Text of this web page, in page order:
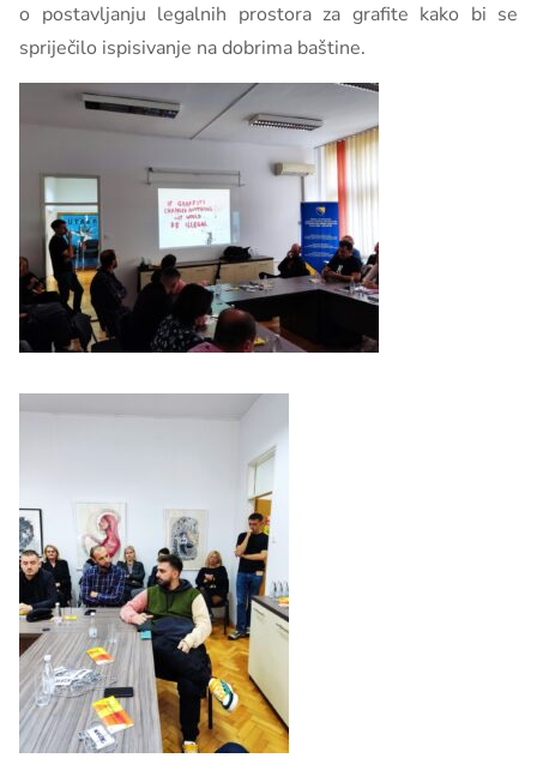
o postavljanju legalnih prostora za grafite kako bi se
spriječilo ispisivanje na dobrima baštine.